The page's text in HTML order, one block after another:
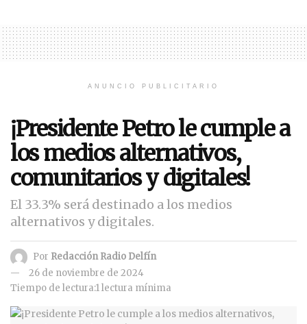
ANUNCIO PUBLICITARIO
¡Presidente Petro le cumple a
los medios alternativos,
comunitarios y digitales!
El 33.3% será destinado a los medios
alternativos y digitales.
Por Redacción Radio Delfín
26 de noviembre de 2024
Tiempo de lectura:1 lectura mínima